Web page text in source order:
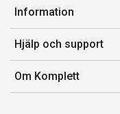
Konto
Orderhistorik
Presentkort
Komplett Club
Information
Försäljningsvillkor
Medlemsvillkor for
Lediga tjänster
Hjälp och support
Kontakta oss
Kundservice
Om Komplett